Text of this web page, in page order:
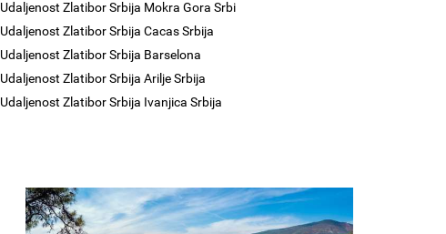
Udaljenost Zlatibor Srbija Mokra Gora Srbi
Udaljenost Zlatibor Srbija Cacas Srbija
Udaljenost Zlatibor Srbija Barselona
Udaljenost Zlatibor Srbija Arilje Srbija
Udaljenost Zlatibor Srbija Ivanjica Srbija